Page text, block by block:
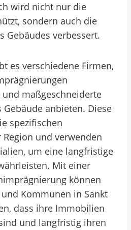
wird nicht nur die
sondern auch die
Gebäudes verbessert.
es verschiedene Firmen,
maßgeschneiderte
anbieten. Diese
spezifischen
und verwenden
um eine langfristige
Mit einer
können
Kommunen in Sankt
dass ihre Immobilien
und langfristig ihren